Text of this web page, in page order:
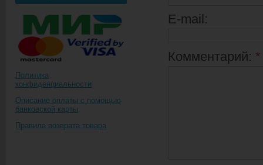
E-mail:
Комментарий: *
Политика
конфиденциальности
Описание оплаты с помощью
банковской карты
Правила возврата товара